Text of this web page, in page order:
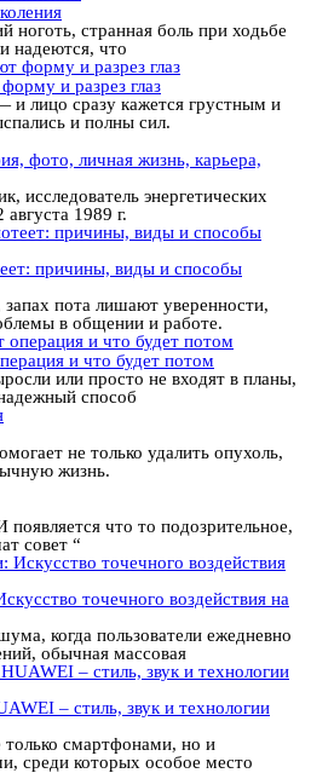
ноготь, странная боль при ходьбе
надеются, что
и разрез глаз
и лицо сразу кажется грустным и
и полны сил.
фото, личная жизнь, карьера,
исследователь энергетических
1989 г.
причины, виды и способы
пота лишают уверенности,
в общении и работе.
и что будет потом
или просто не входят в планы,
способ
не только удалить опухоль,
жизнь.
что то подозрительное,
совет “
точечного воздействия на
когда пользователи ежедневно
обычная массовая
– стиль, звук и технологии
смартфонами, но и
среди которых особое место